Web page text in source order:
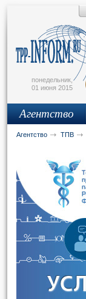
понедельник,
01 июня 2015
Агентство
Агентство ТПВ